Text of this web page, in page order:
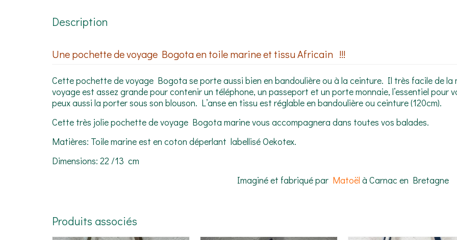
Description
Une pochette de voyage Bogota en toile marine et tissu Africain !!!
Cette pochette de voyage Bogota se porte aussi bien en bandoulière ou à la ceinture. Il très facile de
voyage est assez grande pour contenir un téléphone, un passeport et un porte monnaie, l’essentiel pour
peux aussi la porter sous son blouson. L’anse en tissu est réglable en bandoulière ou ceinture (120cm).
Cette très jolie pochette de voyage Bogota marine vous accompagnera dans toutes vos balades.
Matières: Toile marine est en coton déperlant labellisé Oekotex.
Dimensions: 22 /13 cm
Imaginé et fabriqué par Matoël à Carnac en Bretagne
Produits associés